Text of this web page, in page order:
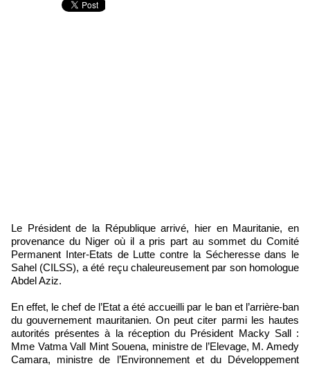
Le Président de la République arrivé, hier en Mauritanie, en
provenance du Niger où il a pris part au sommet du Comité
Permanent Inter-Etats de Lutte contre la Sécheresse dans le
Sahel (CILSS), a été reçu chaleureusement par son homologue
Abdel Aziz.
En effet, le chef de l’Etat a été accueilli par le ban et l’arrière-ban
du gouvernement mauritanien. On peut citer parmi les hautes
autorités présentes à la réception du Président Macky Sall :
Mme Vatma Vall Mint Souena, ministre de l’Elevage, M. Amedy
Camara, ministre de l’Environnement et du Développement